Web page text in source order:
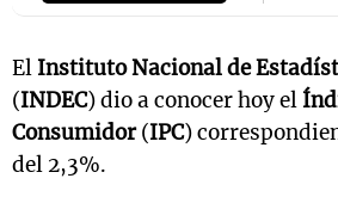
El Instituto Nacional de
(INDEC) dio a conocer hoy el
Consumidor(IPC)
del 2,3%.